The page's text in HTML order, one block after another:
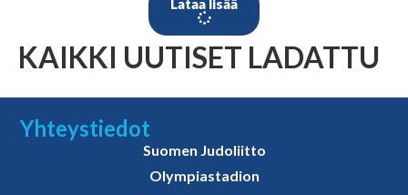
Lataa lisää
KAIKKI UUTISET LADATTU
Yhteystiedot
Suomen Judoliitto
Olympiastadion